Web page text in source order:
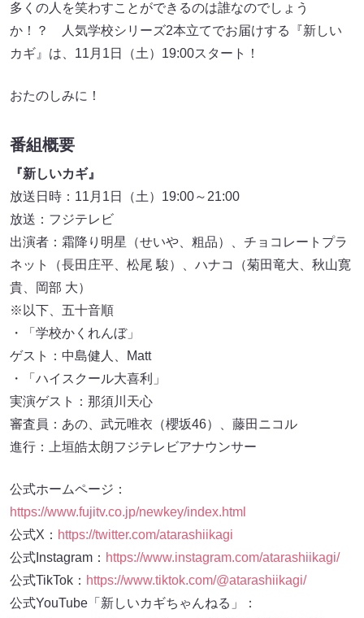
多くの人を笑わすことができるのは誰なのでしょう
か！？ 人気学校シリーズ2本立てでお届けする『新しい
カギ』は、11月1日（土）19:00スタート！
おたのしみに！
番組概要
『新しいカギ』
放送日時：11月1日（土）19:00～21:00
放送：フジテレビ
出演者：霜降り明星（せいや、粗品）、チョコレートプラ
ネット（長田庄平、松尾 駿）、ハナコ（菊田竜大、秋山寛
貴、岡部 大）
※以下、五十音順
・「学校かくれんぼ」
ゲスト：中島健人、Matt
・「ハイスクール大喜利」
実演ゲスト：那須川天心
審査員：あの、武元唯衣（櫻坂46）、藤田ニコル
進行：上垣皓太朗フジテレビアナウンサー
公式ホームページ：
https://www.fujitv.co.jp/newkey/index.html
公式X： https://twitter.com/atarashiikagi
公式Instagram： https://www.instagram.com/atarashiikagi/
公式TikTok： https://www.tiktok.com/@atarashiikagi/
公式YouTube「新しいカギちゃんねる」：